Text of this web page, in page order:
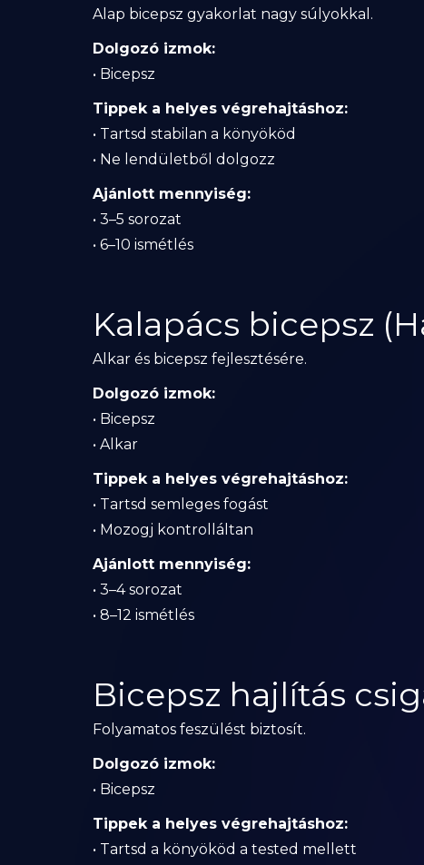
Alap bicepsz gyakorlat nagy súlyokkal.
Dolgozó izmok:
• Bicepsz
Tippek a helyes végrehajtáshoz:
• Tartsd stabilan a könyököd
• Ne lendületből dolgozz
Ajánlott mennyiség:
• 3–5 sorozat
• 6–10 ismétlés
Kalapács bicepsz
Alkar és bicepsz fejlesztésére.
Dolgozó izmok:
• Bicepsz
• Alkar
Tippek a helyes végrehajtáshoz:
• Tartsd semleges fogást
• Mozogj kontrolláltan
Ajánlott mennyiség:
• 3–4 sorozat
• 8–12 ismétlés
Bicepsz hajlítás
Folyamatos feszülést biztosít.
Dolgozó izmok:
• Bicepsz
Tippek a helyes végrehajtáshoz:
• Tartsd a könyököd a tested mellett